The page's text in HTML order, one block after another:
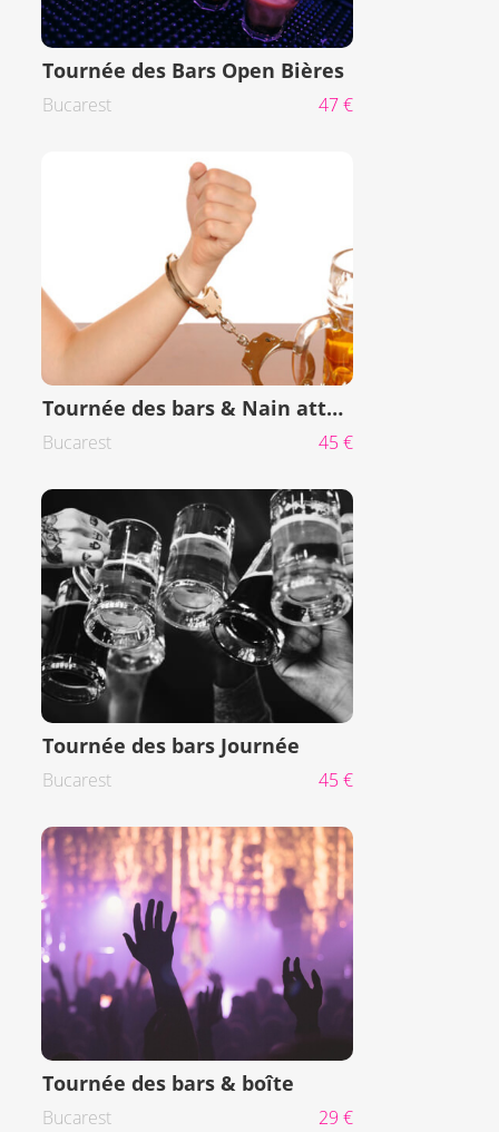
Tournée des Bars Open Bières
Bucarest 47 €
Tournée des bars & Nain attaché
Bucarest 45 €
Tournée des bars Journée
Bucarest 45 €
Tournée des bars & boîte
Bucarest 29 €